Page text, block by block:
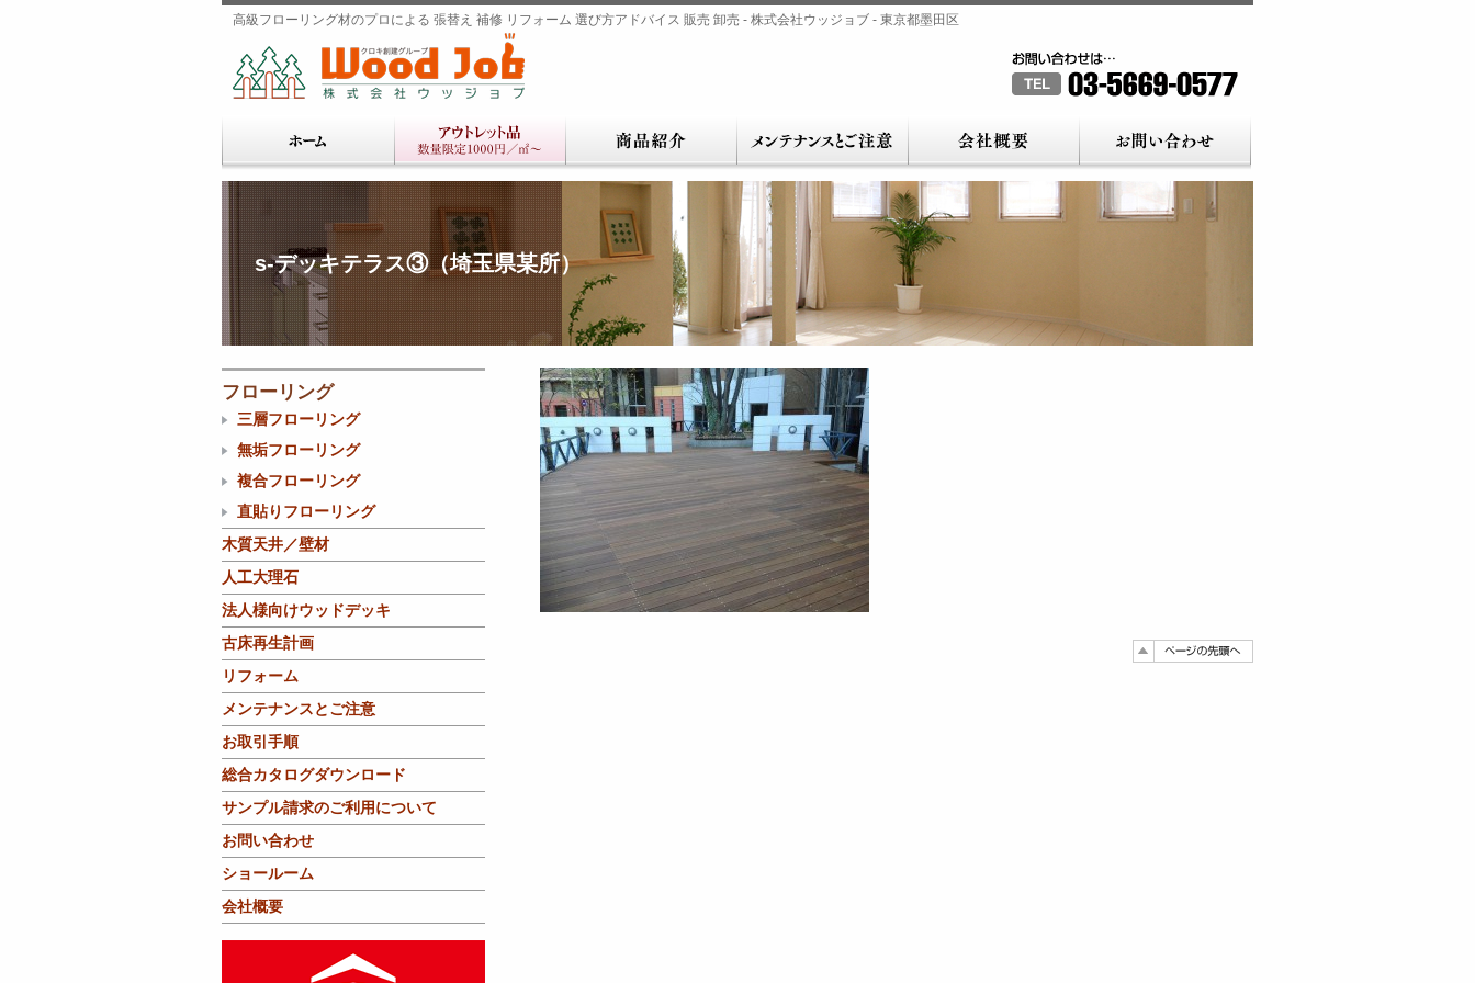
高級フローリング材のプロによる 張替え 補修 リフォーム 選び方アドバイス 販売 卸売 - 株式会社ウッジョブ - 東京都墨田区
s-デッキテラス③（埼玉県某所）
フローリング
三層フローリング
無垢フローリング
複合フローリング
直貼りフローリング
木質天井／壁材
人工大理石
法人様向けウッドデッキ
古床再生計画
リフォーム
メンテナンスとご注意
お取引手順
総合カタログダウンロード
サンプル請求のご利用について
お問い合わせ
ショールーム
会社概要